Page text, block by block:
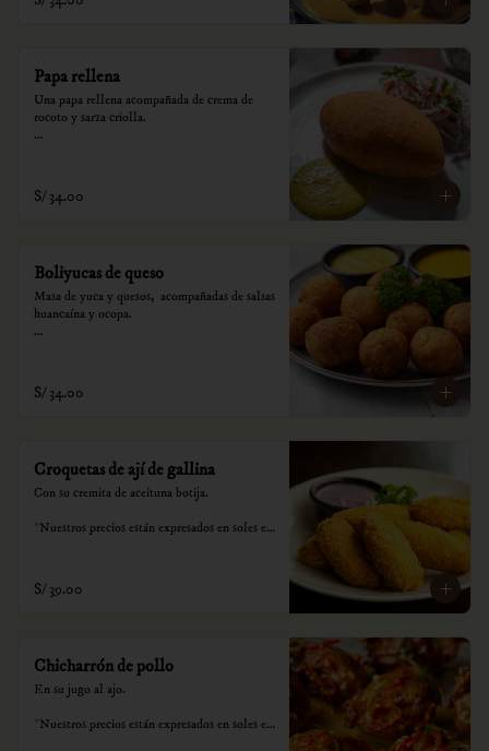
Papa rellena
Una papa rellena acompañada de crema de
rocoto y sarza criolla.
consumo.
S/ 34.00
Boliyucas de queso
Masa de yuca y quesos,  acompañadas de salsas
huancaína y ocopa.
consumo.
S/ 34.00
Croquetas de ají de gallina
Con su cremita de aceituna botija.
*Nuestros precios están expresados en soles e
S/ 39.00
Chicharrón de pollo
En su jugo al ajo.
*Nuestros precios están expresados en soles e